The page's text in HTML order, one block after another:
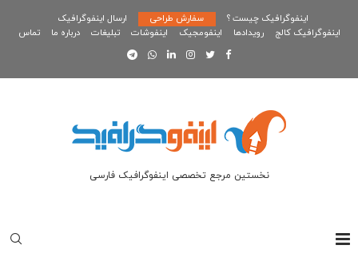
اینفوگرافیک چیست ؟ سفارش طراحی
ارسال اینفوگرافیک
اینفوگرافیک کالج
رویدادها اینفومجیک اینفوشات تبلیغات درباره ما تماس
نخستین مرجع تخصصی اینفوگرافیک فارسی